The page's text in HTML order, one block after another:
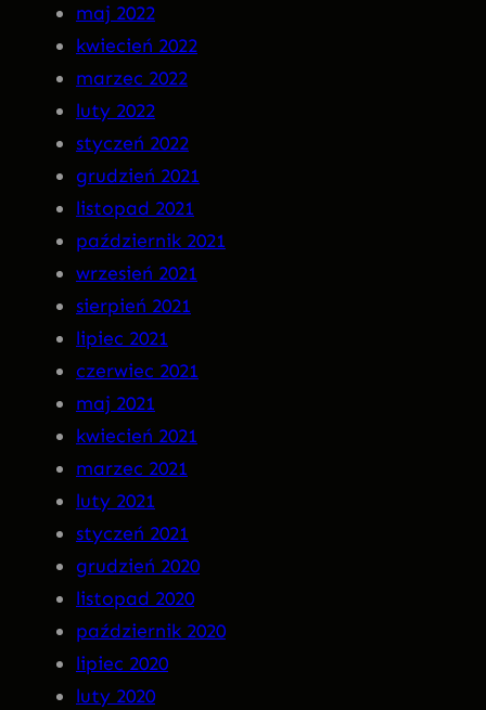
maj 2022
kwiecień 2022
marzec 2022
luty 2022
styczeń 2022
grudzień 2021
listopad 2021
październik 2021
wrzesień 2021
sierpień 2021
lipiec 2021
czerwiec 2021
maj 2021
kwiecień 2021
marzec 2021
luty 2021
styczeń 2021
grudzień 2020
listopad 2020
październik 2020
lipiec 2020
luty 2020